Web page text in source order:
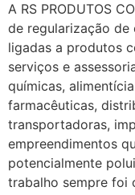
A RS PRODUTOS
de regularização de
ligadas a produtos
serviços e
químicas,
farmacêuticas,
transportadoras,
empreendimentos
potencialmente
trabalho sempre